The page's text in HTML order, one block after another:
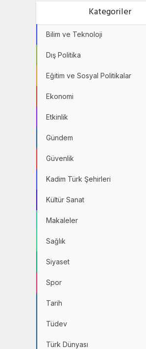
Kategoriler
Bilim ve Teknoloji
Dış Politika
Eğitim ve Sosyal Politikalar
Ekonomi
Etkinlik
Gündem
Güvenlik
Kadim Türk Şehirleri
Kültür Sanat
Makaleler
Sağlık
Siyaset
Spor
Tarih
Tüdev
Türk Dünyası